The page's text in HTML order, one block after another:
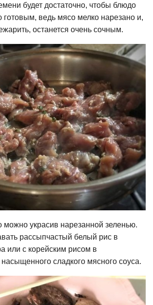
будет достаточно, чтобы блюдо
готовым, ведь мясо мелко нарезано и,
останется очень сочным.
можно украсив нарезанной зеленью.
рассыпчастый белый рис в
или с корейским рисом в
сладкого мясного соуса.